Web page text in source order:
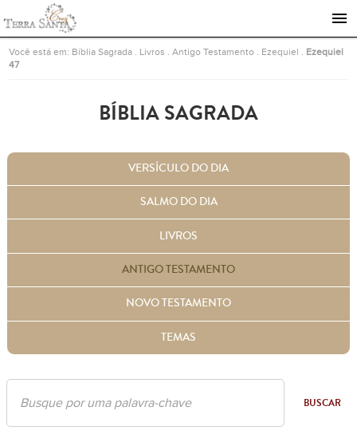
Ir para a página inicial
Você está em: Bíblia Sagrada Livros .Antigo Testamento Ezequiel
Ezequiel
47
BÍBLIA SAGRADA
VERSÍCULO DO DIA
SALMO DO DIA
LIVROS
ANTIGO TESTAMENTO
NOVO TESTAMENTO
TEMAS
BUSCAR